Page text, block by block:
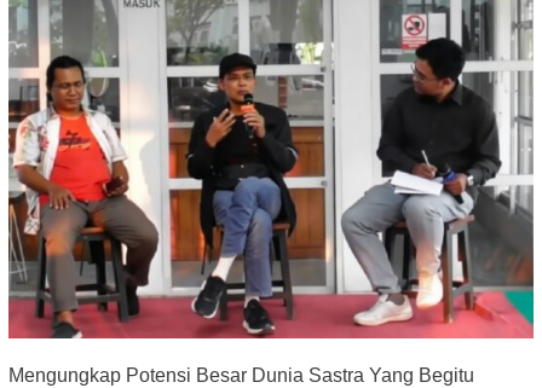
Mengungkap Potensi Besar Dunia Sastra Yang Begitu